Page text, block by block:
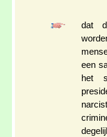
dat
een
het